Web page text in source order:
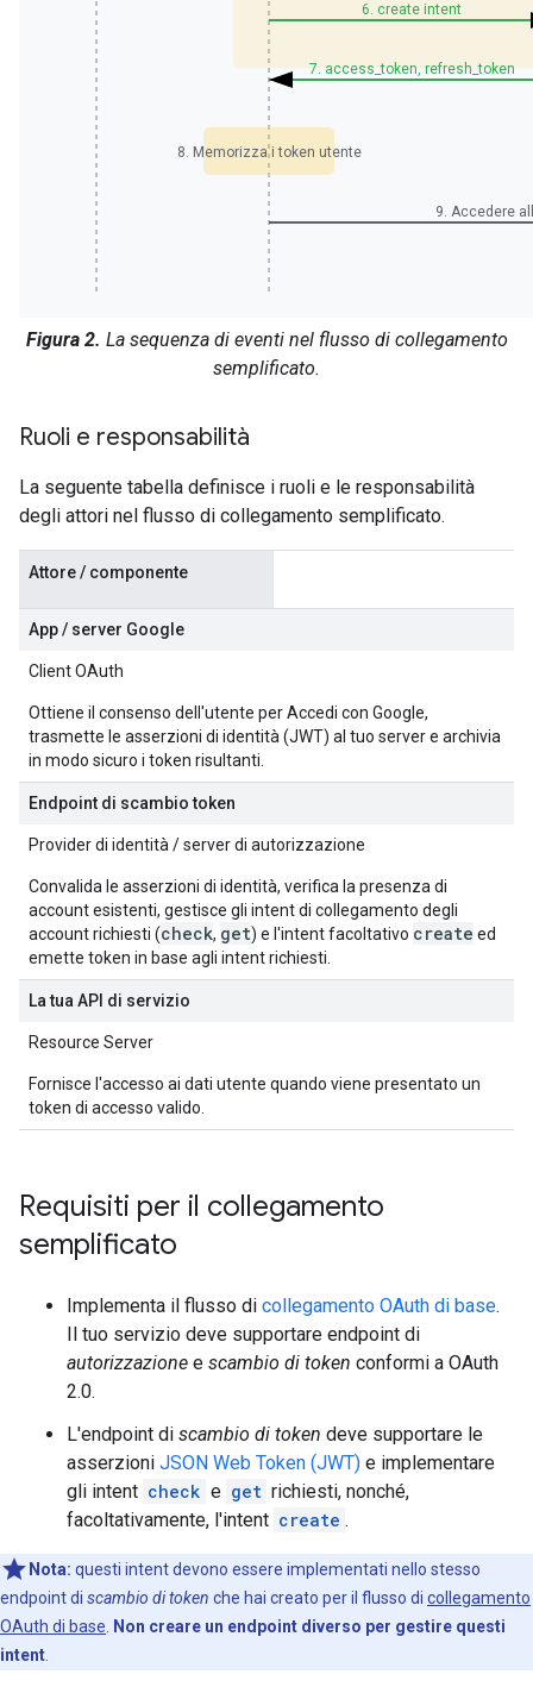
6. create intent
7. access_token, refresh_token
8. Memorizza i token utente
9. Accedere
Figura 2. La sequenza di eventi nel flusso di collegamento
semplificato.
Ruoli e responsabilità
La seguente tabella definisce i ruoli e le responsabilità
degli attori nel flusso di collegamento semplificato.
Attore / componente
App / server Google
Client OAuth
Ottiene il consenso dell'utente per Accedi con Google,
trasmette le asserzioni di identità (JWT) al tuo server e archivia
in modo sicuro i token risultanti.
Endpoint di scambio token
Provider di identità / server di autorizzazione
Convalida le asserzioni di identità, verifica la presenza di
account esistenti, gestisce gli intent di collegamento degli
account richiesti (check, get) e l'intent facoltativo create ed
emette token in base agli intent richiesti.
La tua API di servizio
Resource Server
Fornisce l'accesso ai dati utente quando viene presentato un
token di accesso valido.
Requisiti per il collegamento
semplificato
Implementa il flusso di collegamento OAuth di base.
Il tuo servizio deve supportare endpoint di
autorizzazione e scambio di token conformi a OAuth
2.0.
L'endpoint di scambio di token deve supportare le
asserzioni JSON Web Token (JWT) e implementare
gli intent check e get richiesti, nonché,
facoltativamente, l'intent create .
Nota: questi intent devono essere implementati nello stesso
endpoint di scambio di token che hai creato per il flusso di collegamento
OAuth di base. Non creare un endpoint diverso per gestire questi
intent.